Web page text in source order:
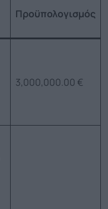
Προϋπολογισμός
3,000,000.00 €